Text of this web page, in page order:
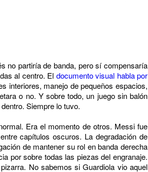
no partiría de banda, pero sí compensaría
al centro. El documento visual habla por
interiores, manejo de pequeños espacios,
o no. Y sobre todo, un juego sin balón
Siempre lo tuvo.
Era el momento de otros. Messi fue
capítulos oscuros. La degradación de
de mantener su rol en banda derecha
por sobre todas las piezas del engranaje.
No sabemos si Guardiola vio aquel